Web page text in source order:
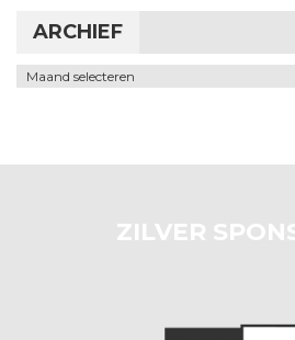
ARCHIEF
Archief
ZILVER